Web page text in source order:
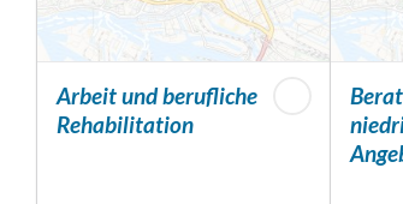
Arbeit und berufliche
Rehabilitation